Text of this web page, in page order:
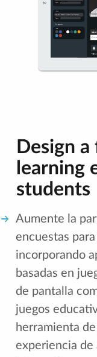
Design
learning
students
Aumente la
encuestas
incorporando
basadas en
de pantalla
juegos
herramienta
experiencia de